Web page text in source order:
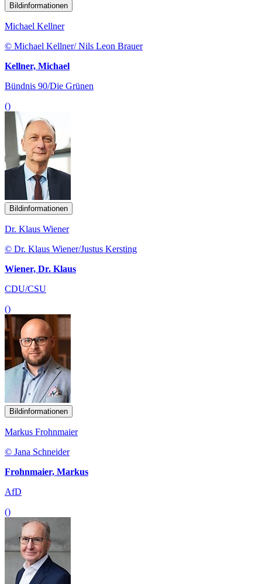
Bildinformationen
Michael Kellner
© Michael Kellner/ Nils Leon Brauer
Kellner, Michael
Bündnis 90/Die Grünen
()
Bildinformationen
Dr. Klaus Wiener
© Dr. Klaus Wiener/Justus Kersting
Wiener, Dr. Klaus
CDU/CSU
()
Bildinformationen
Markus Frohnmaier
© Jana Schneider
Frohnmaier, Markus
AfD
()